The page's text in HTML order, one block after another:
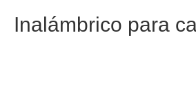
Inalámbrico para